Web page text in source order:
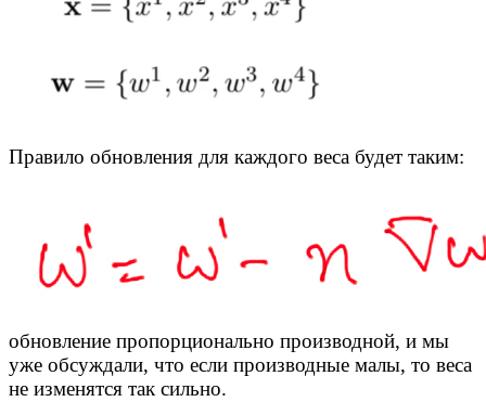
Правило обновления для каждого веса будет таким:
обновление пропорционально производной, и мы
уже обсуждали, что если производные малы, то веса
не изменятся так сильно.